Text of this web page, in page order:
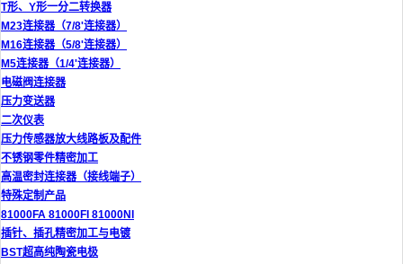
T形、Y形一分二转换器
M23连接器（7/8'连接器）
M16连接器（5/8'连接器）
M5连接器（1/4'连接器）
电磁阀连接器
压力变送器
二次仪表
压力传感器放大线路板及配件
不锈钢零件精密加工
高温密封连接器（接线端子）
特殊定制产品
81000FA 81000FI 81000NI
插针、插孔精密加工与电镀
BST超高纯陶瓷电极